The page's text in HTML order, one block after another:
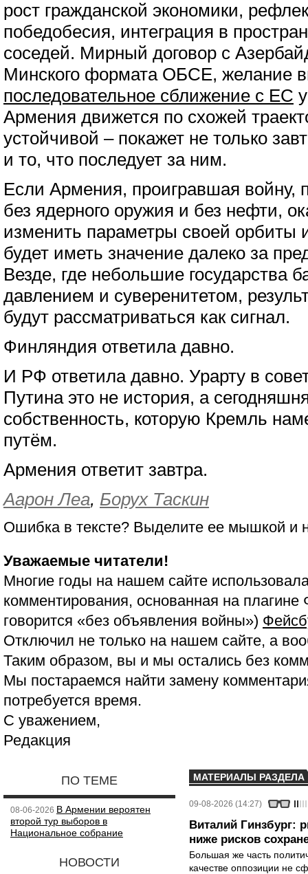
рост гражданской экономики,
победобесия, интеграция в
соседей. Мирный договор с
Минского формата ОБСЕ, желание
последовательное сближение с ЕС
Армения движется по схожей
устойчивой – покажет не только
и то, что последует за ним.
Если Армения, проигравшая войну,
без ядерного оружия и без нефти,
изменить параметры своей орбиты
будет иметь значение далеко за
Везде, где небольшие государства
давлением и суверенитетом,
будут рассматриваться как сигнал.
Финляндия ответила давно.
И РФ ответила давно. Урарту в
Путина это не история, а
собственность, которую Кремль
путём.
Армения ответит завтра.
Аарон Леа, Борух Таскин
Ошибка в тексте? Выделите ее мышкой и
Уважаемые читатели!
Многие годы на нашем сайте
комментирования, основанная на
говорится «без объявления войны»)
Отключил не только на нашем сайте, а
Таким образом, вы и мы остались без
Мы постараемся найти замену
потребуется время.
С уважением,
Редакция
ПО ТЕМЕ
08-06-2026 В Армении вероятен
второй тур выборов в
Национальное собрание
НОВОСТИ
МАТЕРИАЛЫ РАЗДЕЛА
09-08-2026 (14:27)
Виталий Гинзбург:
ниже рисков
Большая же часть
качестве оппозиции не